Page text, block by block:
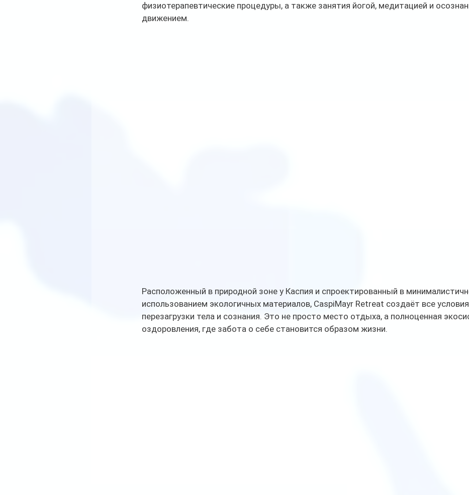
физиотерапевтические процедуры, а также занятия йогой, медитацией и
движением.
Расположенный в природной зоне у Каспия и спроектированный в
использованием экологичных материалов, CaspiMayr Retreat создаёт все
перезагрузки тела и сознания. Это не просто место отдыха, а полноценная
оздоровления, где забота о себе становится образом жизни.